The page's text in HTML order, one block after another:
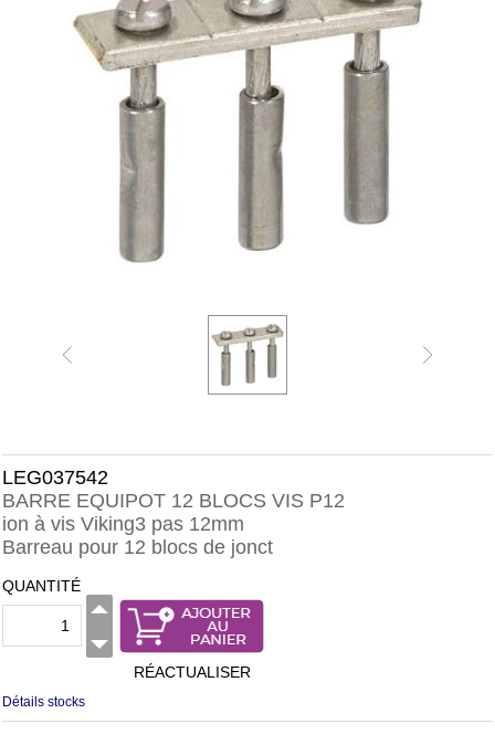
LEG037542
BARRE EQUIPOT 12 BLOCS VIS P12
ion à vis Viking3 pas 12mm
Barreau pour 12 blocs de jonct
QUANTITÉ
RÉACTUALISER
Détails stocks